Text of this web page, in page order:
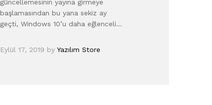
güncellemesinin yayına girmeye
başlamasından bu yana sekiz ay
geçti, Windows 10’u daha eğlenceli…
Eylül 17, 2019 byYazılım Store